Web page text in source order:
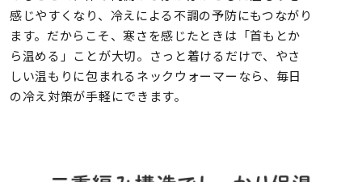
感じやすくなり、冷えによる不調の予防にもつながり
ます。だからこそ、寒さを感じたときは「首もとか
ら温める」ことが大切。さっと着けるだけで、やさ
しい温もりに包まれるネックウォーマーなら、毎日
の冷え対策が手軽にできます。